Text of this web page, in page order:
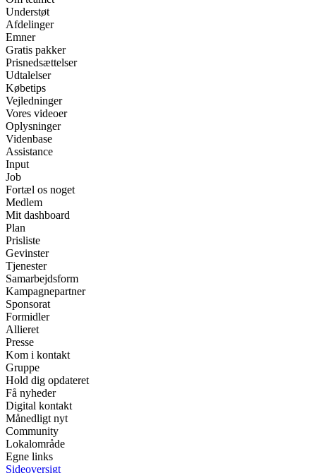
Understøt
Afdelinger
Emner
Gratis pakker
Prisnedsættelser
Udtalelser
Købetips
Vejledninger
Vores videoer
Oplysninger
Videnbase
Assistance
Input
Job
Fortæl os noget
Medlem
Mit dashboard
Plan
Prisliste
Gevinster
Tjenester
Samarbejdsform
Kampagnepartner
Sponsorat
Formidler
Allieret
Presse
Kom i kontakt
Gruppe
Hold dig opdateret
Få nyheder
Digital kontakt
Månedligt nyt
Community
Lokalområde
Egne links
Sideoversigt